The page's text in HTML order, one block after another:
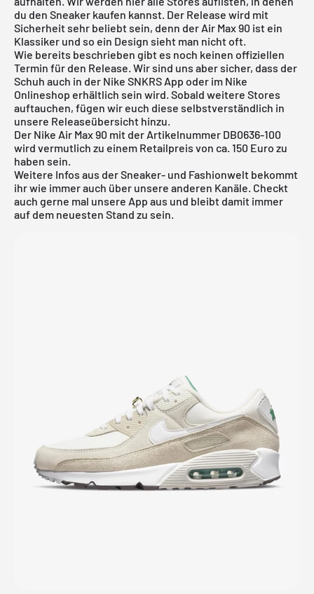
du den Sneaker kaufen kannst. Der Release wird mit
Sicherheit sehr beliebt sein, denn der Air Max 90 ist ein
Klassiker und so ein Design sieht man nicht oft.
Wie bereits beschrieben gibt es noch keinen offiziellen
Termin für den Release. Wir sind uns aber sicher, dass der
Schuh auch in der Nike SNKRS App oder im Nike
Onlineshop erhältlich sein wird. Sobald weitere Stores
auftauchen, fügen wir euch diese selbstverständlich in
unsere Releaseübersicht hinzu.
Der Nike Air Max 90 mit der Artikelnummer DB0636-100
wird vermutlich zu einem Retailpreis von ca. 150 Euro zu
haben sein.
Weitere Infos aus der Sneaker- und Fashionwelt bekommt
ihr wie immer auch über unsere anderen Kanäle. Checkt
auch gerne mal unsere App aus und bleibt damit immer
auf dem neuesten Stand zu sein.